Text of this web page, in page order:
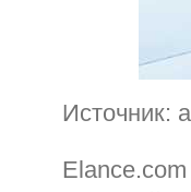
Источник: